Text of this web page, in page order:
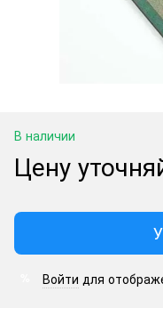
В наличии
Цену
Войти для